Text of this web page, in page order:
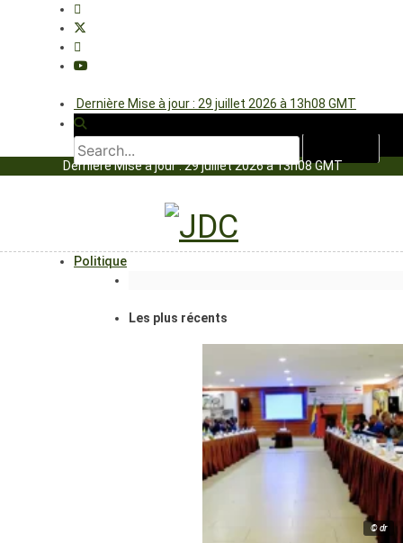
Dernière Mise à jour : 29 juillet 2026 à 13h08 GMT
Dernière Mise à jour : 29 juillet 2026 à 13h08 GMT
Politique
Les plus récents
© dr